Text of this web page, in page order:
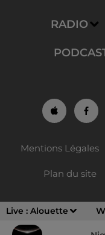
Live : Alouette
RADIO
Mentions Légales
Plan du site